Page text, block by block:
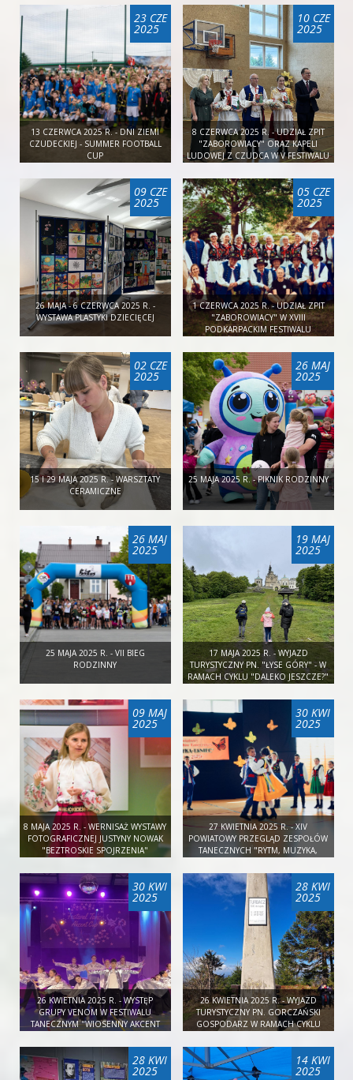
23 CZE
2025
13 CZERWCA 2025 R. - DNI ZIEMI
CZUDECKIEJ - SUMMER FOOTBALL
CUP
10 CZE
2025
8 CZERWCA 2025 R. - UDZIAŁ ZPIT
"ZABOROWIACY" ORAZ KAPELI
LUDOWEJ Z CZUDCA W V FESTIWALU
KŁOSOWICZA
09 CZE
2025
26 MAJA - 6 CZERWCA 2025 R. -
WYSTAWA PLASTYKI DZIECIĘCEJ
05 CZE
2025
1 CZERWCA 2025 R. - UDZIAŁ ZPIT
"ZABOROWIACY" W XVIII
PODKARPACKIM FESTIWALU
𝐆𝐀𝐂𝐎𝐊 𝟐𝟎𝟐𝟓
02 CZE
2025
15 I 29 MAJA 2025 R. - WARSZTATY
CERAMICZNE
26 MAJ
2025
25 MAJA 2025 R. - PIKNIK RODZINNY
26 MAJ
2025
25 MAJA 2025 R. - VII BIEG
RODZINNY
19 MAJ
2025
17 MAJA 2025 R. - WYJAZD
TURYSTYCZNY PN. "ŁYSE GÓRY" - W
RAMACH CYKLU "DALEKO JESZCZE?"
09 MAJ
2025
8 MAJA 2025 R. - WERNISAŻ WYSTAWY
FOTOGRAFICZNEJ JUSTYNY NOWAK
"BEZTROSKIE SPOJRZENIA"
30 KWI
2025
27 KWIETNIA 2025 R. - XIV
POWIATOWY PRZEGLĄD ZESPOŁÓW
TANECZNYCH "RYTM, MUZYKA,
30 KWI
2025
26 KWIETNIA 2025 R. - WYSTĘP
GRUPY VENOM W FESTIWALU
TANECZNYM "WIOSENNY AKCENT
28 KWI
2025
26 KWIETNIA 2025 R. - WYJAZD
TURYSTYCZNY PN. GORCZAŃSKI
GOSPODARZ W RAMACH CYKLU
28 KWI
2025
14 KWI
2025